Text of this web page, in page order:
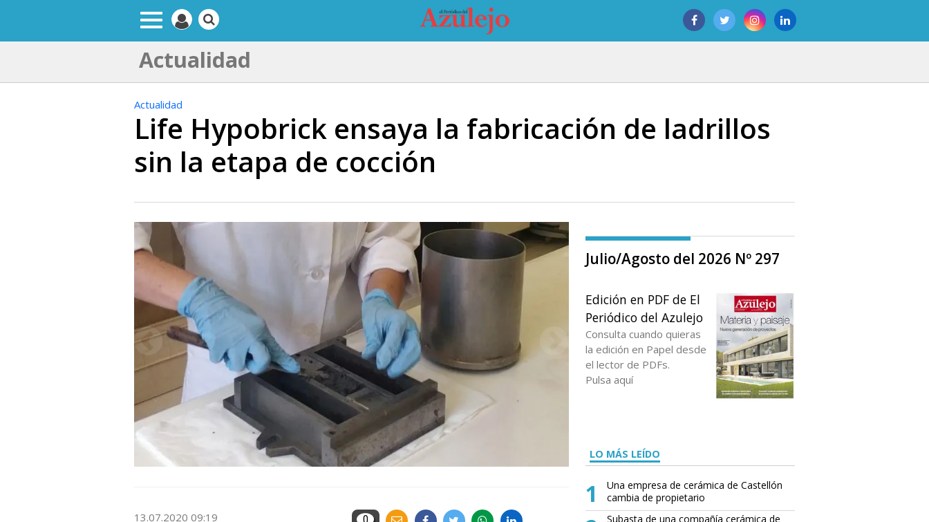
Actualidad
Actualidad
Life Hypobrick ensaya la fabricación de ladrillos
sin la etapa de cocción
13.07.2020 09:19
Julio/Agosto del 2026 Nº 297
Edición en PDF de El
Periódico del Azulejo
Consulta cuando quieras
la edición en Papel desde
el lector de PDFs.
Pulsa aquí
LO MÁS LEÍDO
1
Una empresa de cerámica de Castellón
cambia de propietario
Subasta de una compañía cerámica de